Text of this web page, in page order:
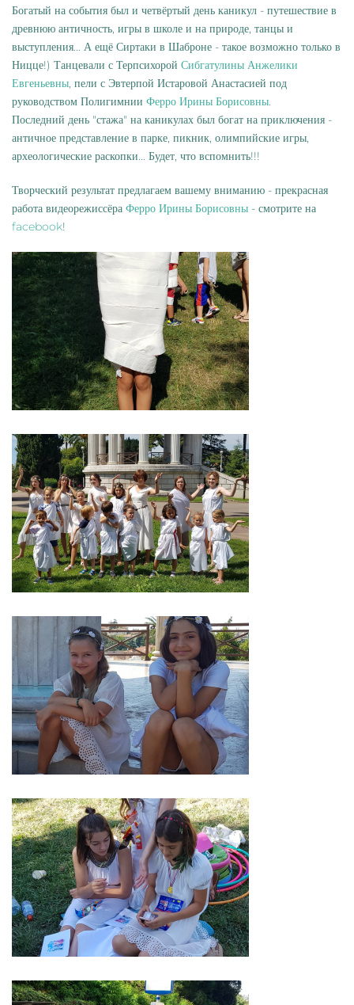
Богатый на события был и четвёртый день каникул - путешествие в
древнюю античность, игры в школе и на природе, танцы и
выступления... А ещё Сиртаки в Шаброне - такое возможно только в
Ницце!) Танцевали с Терпсихорой Сибгатулины Анжелики
Евгеньевны, пели с Эвтерпой Истаровой Анастасией под
руководством Полигимнии Ферро Ирины Борисовны.
Последний день "стажа" на каникулах был богат на приключения -
античное представление в парке, пикник, олимпийские игры,
археологические раскопки... Будет, что вспомнить!!!
Творческий результат предлагаем вашему вниманию - прекрасная
работа видеорежиссёра Ферро Ирины Борисовны - смотрите на
facebook!